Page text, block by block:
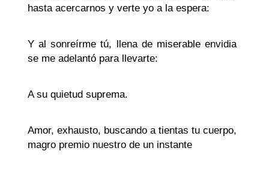
hasta acercarnos y verte yo a la espera:
Y al sonreírme tú, llena de miserable envidia
se me adelantó para llevarte:
A su quietud suprema.
Amor, exhausto, buscando a tientas tu cuerpo,
magro premio nuestro de un instante